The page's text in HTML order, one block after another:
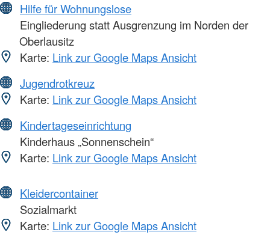
Hilfe für Wohnungslose
Eingliederung statt Ausgrenzung im Norden der
Oberlausitz
Karte: Link zur Google Maps Ansicht
Jugendrotkreuz
Karte: Link zur Google Maps Ansicht
Kindertageseinrichtung
Kinderhaus „Sonnenschein“
Karte: Link zur Google Maps Ansicht
Kleidercontainer
Sozialmarkt
Karte: Link zur Google Maps Ansicht